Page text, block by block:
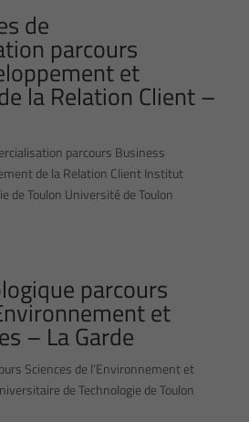
de
parcours
et
la Relation Client –
parcours Business
de la Relation Client Institut
de Toulon Université de Toulon
parcours
et
– La Garde
Sciences de l’Environnement et
de Technologie de Toulon